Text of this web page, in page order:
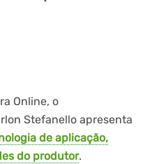
Online, o
Stefanello apresenta
de aplicação,
do produtor.